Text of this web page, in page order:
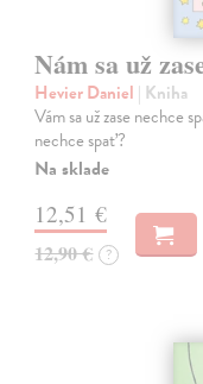
Nám sa už
Hevier Daniel | Kniha
Vám sa už zase nechce
nechce spať?
Na sklade
12,51 €
12,90 € ?